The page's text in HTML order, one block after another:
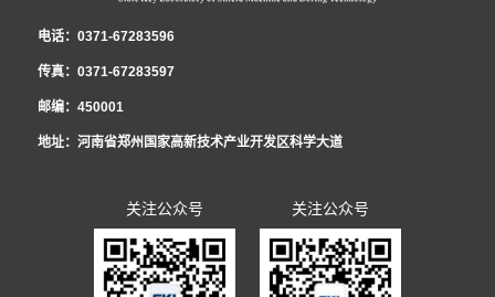
电话：0371-67283596
传真：0371-67283597
邮编：450001
地址：河南省郑州国家高新技术产业开发区科学大道
关注公众号 关注公众号